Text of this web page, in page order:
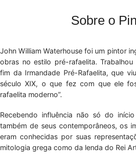
Sobre o
John William Waterhouse foi um pintor
obras no estilo pré-rafaelita.
fim da Irmandade Pré-Rafaelita, que
século XIX, o que fez com que ele
rafaelita moderno”.
Recebendo influência não só do
também de seus contemporâneos, os
eram conhecidas por suas
mitologia grega como da lenda do Rei